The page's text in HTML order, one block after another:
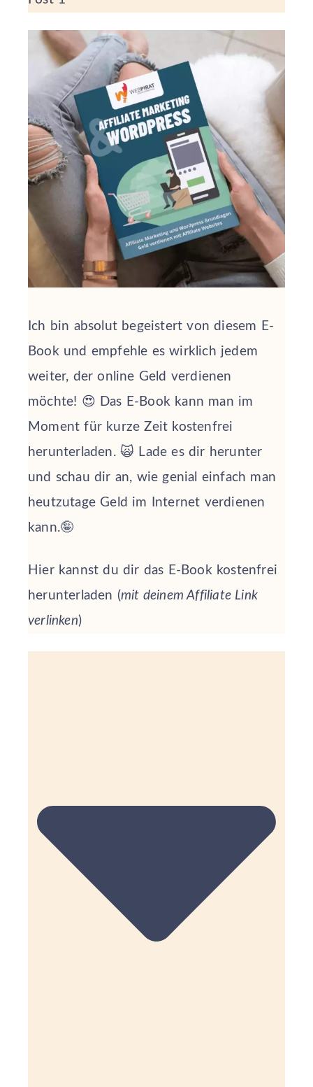
Ich bin absolut begeistert von diesem E-
Book und empfehle es wirklich jedem
weiter, der online Geld verdienen
möchte! 😍 Das E-Book kann man im
Moment für kurze Zeit kostenfrei
herunterladen. 🙀 Lade es dir herunter
und schau dir an, wie genial einfach man
heutzutage Geld im Internet verdienen
kann.🤪
Hier kannst du dir das E-Book kostenfrei
herunterladen (mit deinem Affiliate Link
verlinken)